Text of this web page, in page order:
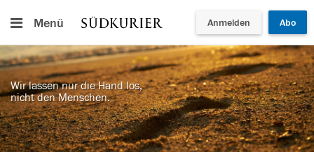
Menü Anmelden Abo
Wir lassen nur die Hand los,
nicht den Menschen.